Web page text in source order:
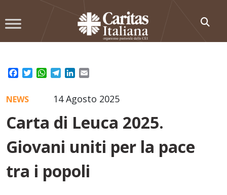
to
Facebook
TwitterWhatsApp
TelegramLinkedIn
14 Agosto 2025
NEWS
Carta di Leuca 2025.
Giovani uniti per la pace
tra i popoli